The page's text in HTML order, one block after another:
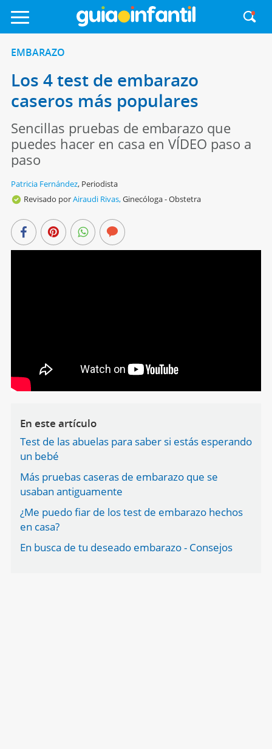
EMBARAZO
Los 4 test de embarazo
caseros más populares
Sencillas pruebas de embarazo que
puedes hacer en casa en VÍDEO paso a
paso
Patricia Fernández, Periodista
Revisado porAiraudi Rivas,Ginecóloga - Obstetra
En este artículo
Test de las abuelas para saber si estás esperando
un bebé
Más pruebas caseras de embarazo que se
usaban antiguamente
¿Me puedo fiar de los test de embarazo hechos
en casa?
En busca de tu deseado embarazo - Consejos